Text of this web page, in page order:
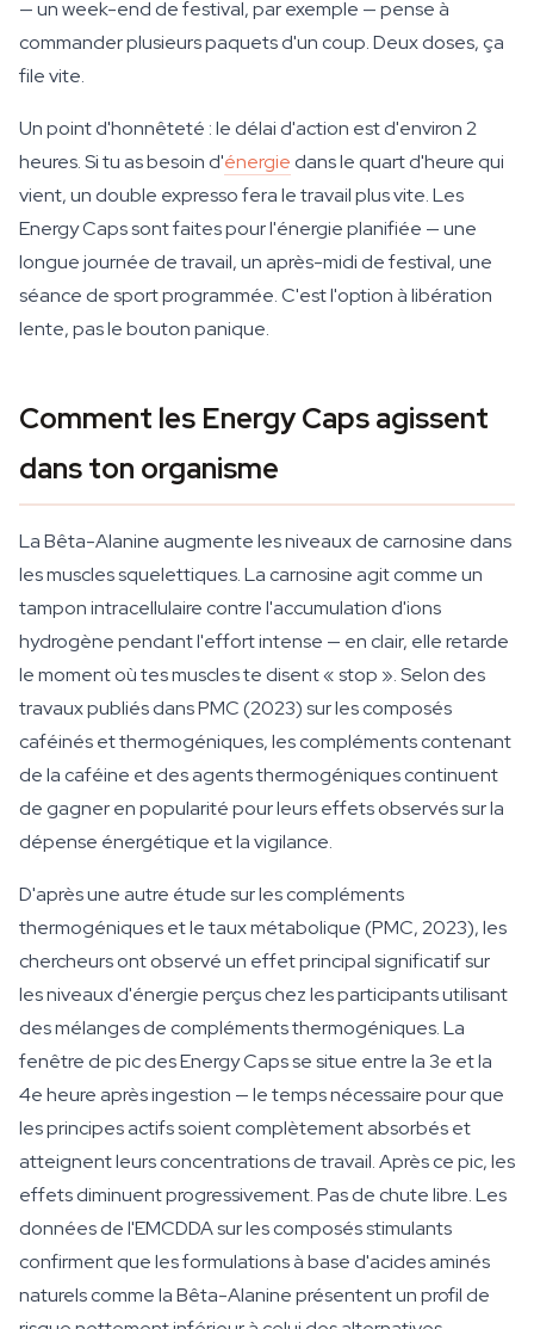
— un week-end de festival, par exemple — pense à
commander plusieurs paquets d'un coup. Deux doses, ça
file vite.
Un point d'honnêteté : le délai d'action est d'environ 2
heures. Si tu as besoin d'énergie dans le quart d'heure qui
vient, un double expresso fera le travail plus vite. Les
Energy Caps sont faites pour l'énergie planifiée — une
longue journée de travail, un après-midi de festival, une
séance de sport programmée. C'est l'option à libération
lente, pas le bouton panique.
Comment les Energy Caps agissent
dans ton organisme
La Bêta-Alanine augmente les niveaux de carnosine dans
les muscles squelettiques. La carnosine agit comme un
tampon intracellulaire contre l'accumulation d'ions
hydrogène pendant l'effort intense — en clair, elle retarde
le moment où tes muscles te disent « stop ». Selon des
travaux publiés dans PMC (2023) sur les composés
caféinés et thermogéniques, les compléments contenant
de la caféine et des agents thermogéniques continuent
de gagner en popularité pour leurs effets observés sur la
dépense énergétique et la vigilance.
D'après une autre étude sur les compléments
thermogéniques et le taux métabolique (PMC, 2023), les
chercheurs ont observé un effet principal significatif sur
les niveaux d'énergie perçus chez les participants utilisant
des mélanges de compléments thermogéniques. La
fenêtre de pic des Energy Caps se situe entre la 3e et la
4e heure après ingestion — le temps nécessaire pour que
les principes actifs soient complètement absorbés et
atteignent leurs concentrations de travail. Après ce pic, les
effets diminuent progressivement. Pas de chute libre. Les
données de l'EMCDDA sur les composés stimulants
confirment que les formulations à base d'acides aminés
naturels comme la Bêta-Alanine présentent un profil de